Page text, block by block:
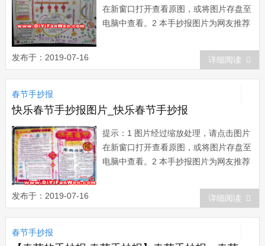
在新窗口打开查看原图，或将图片存盘至
电脑中查看。2 本手抄报图片为网友推荐
仅为网友借鉴、欣赏他人作品时提供方
便。如有任何疑问，请与本站联系。3 欢
迎您向本站提供推荐优秀的手抄报作
发布于：2019-07-16 详细阅读
春节手抄报
快乐春节手抄报图片_快乐春节手抄报
提示：1 图片经过缩放处理，请点击图片
在新窗口打开查看原图，或将图片存盘至
电脑中查看。2 本手抄报图片为网友推荐
仅为网友借鉴、欣赏他人作品时提供方
便。如有任何疑问，请与本站联系。3 欢
迎您向本站提供推荐优秀的手抄报作
发布于：2019-07-16 详细阅读
春节手抄报